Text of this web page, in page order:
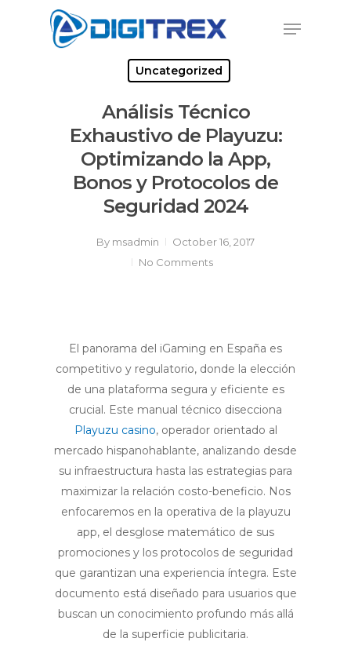
Menu
Uncategorized
Análisis Técnico
Exhaustivo de Playuzu:
Optimizando la App,
Bonos y Protocolos de
Seguridad 2024
By msadmin
October 16, 2017
No Comments
El panorama del iGaming en España es
competitivo y regulatorio, donde la elección
de una plataforma segura y eficiente es
crucial. Este manual técnico disecciona
Playuzu casino, operador orientado al
mercado hispanohablante, analizando desde
su infraestructura hasta las estrategias para
maximizar la relación costo-beneficio. Nos
enfocaremos en la operativa de la playuzu
app, el desglose matemático de sus
promociones y los protocolos de seguridad
que garantizan una experiencia íntegra. Este
documento está diseñado para usuarios que
buscan un conocimiento profundo más allá
de la superficie publicitaria.